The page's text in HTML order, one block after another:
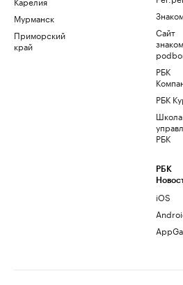
Мурманск
Приморский
край
Сайт
РБК
РБК
Школа
РБК
РБК
iOS